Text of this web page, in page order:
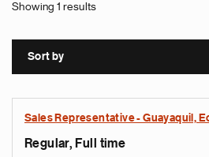
Showing 1 results
Sort by
Sales Representative - Guayaquil,
Regular, Full time